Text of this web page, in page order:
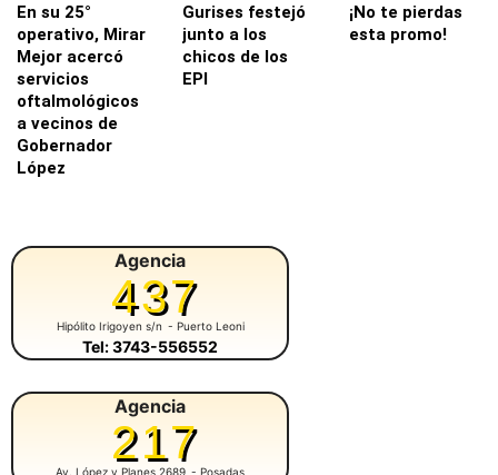
En su 25°
operativo, Mirar
Mejor acercó
servicios
oftalmológicos
a vecinos de
Gobernador
López
Gurises festejó
junto a los
chicos de los
EPI
¡No te pierdas
esta promo!
Agencia
437
Hipólito Irigoyen s/n - Puerto Leoni
Tel: 3743-556552
Agencia
217
Av. López y Planes 2689 - Posadas